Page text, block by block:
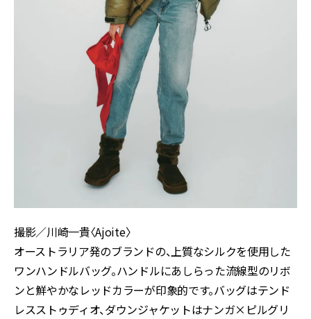
撮影／川崎一貴〈Ajoite〉
オーストラリア発のブランドの、上質なシルクを使用した
ワンハンドルバッグ。ハンドルにあしらった流線型のリボ
ンと鮮やかなレッドカラーが印象的です。バッグはテンド
レスストゥディオ、ダウンジャケットはナンガ×ピルグリ